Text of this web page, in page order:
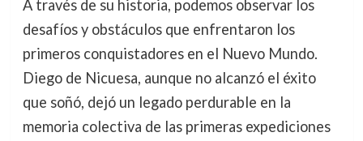
A través de su historia, podemos observar los
desafíos y obstáculos que enfrentaron los
primeros conquistadores en el Nuevo Mundo.
Diego de Nicuesa, aunque no alcanzó el éxito
que soñó, dejó un legado perdurable en la
memoria colectiva de las primeras expediciones